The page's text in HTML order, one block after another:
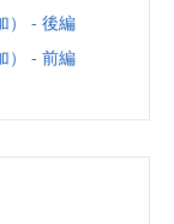
） - 後編
） - 前編